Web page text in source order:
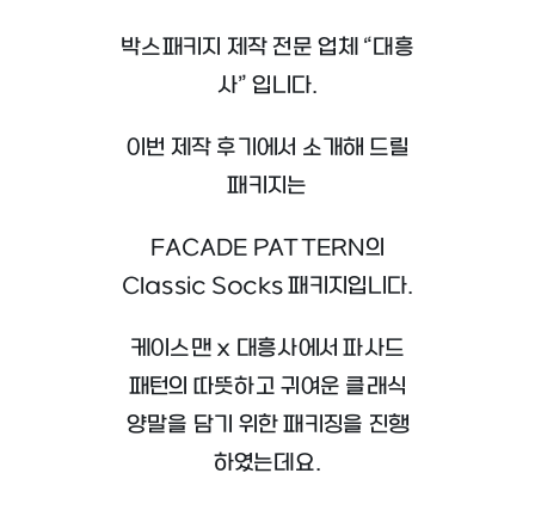
박스패키지 제작 전문 업체 “대흥
사” 입니다.
이번 제작 후기에서 소개해 드릴
패키지는
FACADE PATTERN의
Classic Socks 패키지입니다.
케이스맨 x 대흥사에서 파사드
패턴의 따뜻하고 귀여운 클래식
양말을 담기 위한 패키징을 진행
하였는데요.